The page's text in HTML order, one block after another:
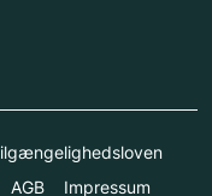
AGB Impressum